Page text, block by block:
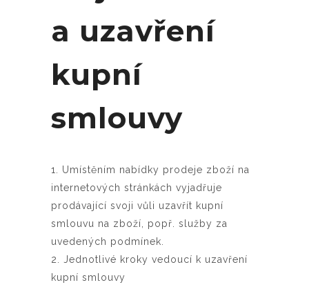
a uzavření
kupní
smlouvy
1. Umístěním nabídky prodeje zboží na
internetových stránkách vyjadřuje
prodávající svoji vůli uzavřít kupní
smlouvu na zboží, popř. služby za
uvedených podmínek.
2. Jednotlivé kroky vedoucí k uzavření
kupní smlouvy